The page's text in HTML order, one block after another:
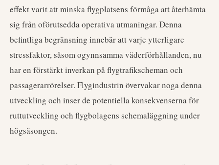
effekt varit att minska flygplatsens förmåga att återhämta
sig från oförutsedda operativa utmaningar. Denna
befintliga begränsning innebär att varje ytterligare
stressfaktor, såsom ogynnsamma väderförhållanden, nu
har en förstärkt inverkan på flygtrafikscheman och
passagerarrörelser. Flygindustrin övervakar noga denna
utveckling och inser de potentiella konsekvenserna för
ruttutveckling och flygbolagens schemaläggning under
högsäsongen.